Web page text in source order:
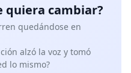
quiera cambiar?
quedándose en
alzó la voz y tomó
lo mismo?